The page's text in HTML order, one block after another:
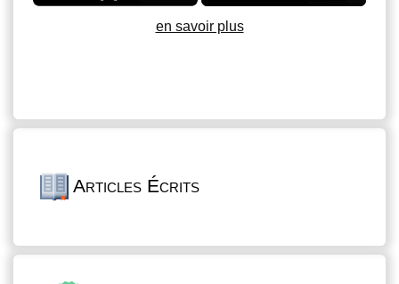
en savoir plus
Articles Écrits